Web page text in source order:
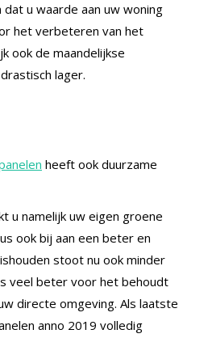
u waarde aan uw woning
het verbeteren van het
ook de maandelijkse
lager.
heeft ook duurzame
u namelijk uw eigen groene
ook bij aan een beter en
stoot nu ook minder
veel beter voor het behoudt
directe omgeving. Als laatste
anno 2019 volledig